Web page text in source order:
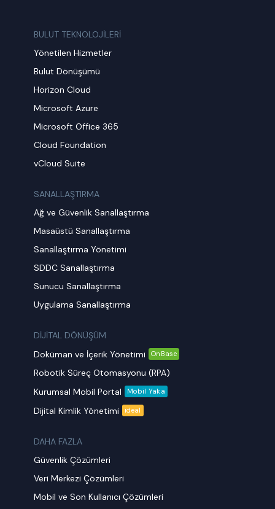
BULUT TEKNOLOJİLERİ
Yönetilen Hizmetler
Bulut Dönüşümü
Horizon Cloud
Microsoft Azure
Microsoft Office 365
Cloud Foundation
vCloud Suite
SANALLAŞTIRMA
Ağ ve Güvenlik Sanallaştırma
Masaüstü Sanallaştırma
Sanallaştırma Yönetimi
SDDC Sanallaştırma
Sunucu Sanallaştırma
Uygulama Sanallaştırma
DİJİTAL DÖNÜŞÜM
Doküman ve İçerik Yönetimi
OnBase
Robotik Süreç Otomasyonu (RPA)
Kurumsal Mobil Portal
Mobil Yaka
Dijital Kimlik Yönetimi ideal
DAHA FAZLA
Güvenlik Çözümleri
Veri Merkezi Çözümleri
Mobil ve Son Kullanıcı Çözümleri